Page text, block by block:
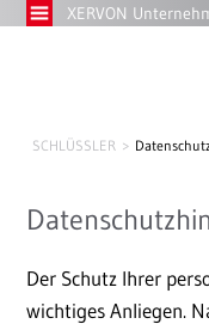
XERVON
SCHLÜSSLER
Der Schutz Ihrer
wichtiges Anliegen.